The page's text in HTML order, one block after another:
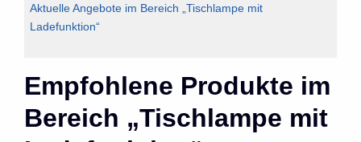
Aktuelle Angebote im Bereich „Tischlampe mit
Ladefunktion“
Empfohlene Produkte im
Bereich „Tischlampe mit